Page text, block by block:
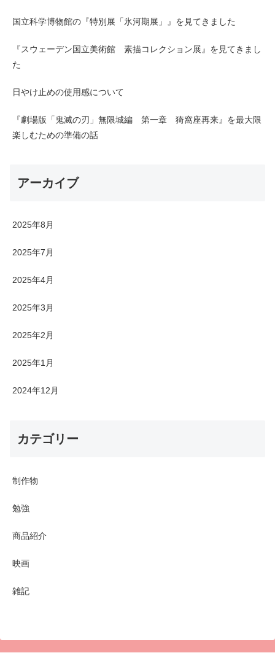
国立科学博物館の『特別展「氷河期展」』を見てきました
『スウェーデン国立美術館 素描コレクション展』を見てきまし
た
日やけ止めの使用感について
『劇場版「鬼滅の刃」無限城編 第一章 猗窩座再来』を最大限
楽しむための準備の話
アーカイブ
2025年8月
2025年7月
2025年4月
2025年3月
2025年2月
2025年1月
2024年12月
カテゴリー
制作物
勉強
商品紹介
映画
雑記